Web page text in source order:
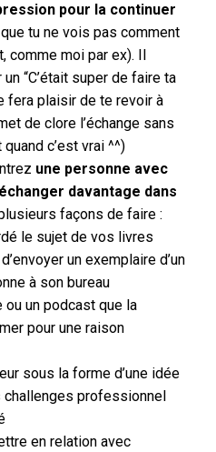
pour la continuer
tu ne vois pas comment
moi par ex). Il
“C’était super de faire ta
fera plaisir de te revoir à
de clore l’échange sans
c’est vrai ^^)
une personne avec
davantage dans
façons de faire :
le sujet de vos livres
un exemplaire d’un
à son bureau
ou un podcast que la
pour une raison
sous la forme d’une idée
challenges professionnel
en relation avec